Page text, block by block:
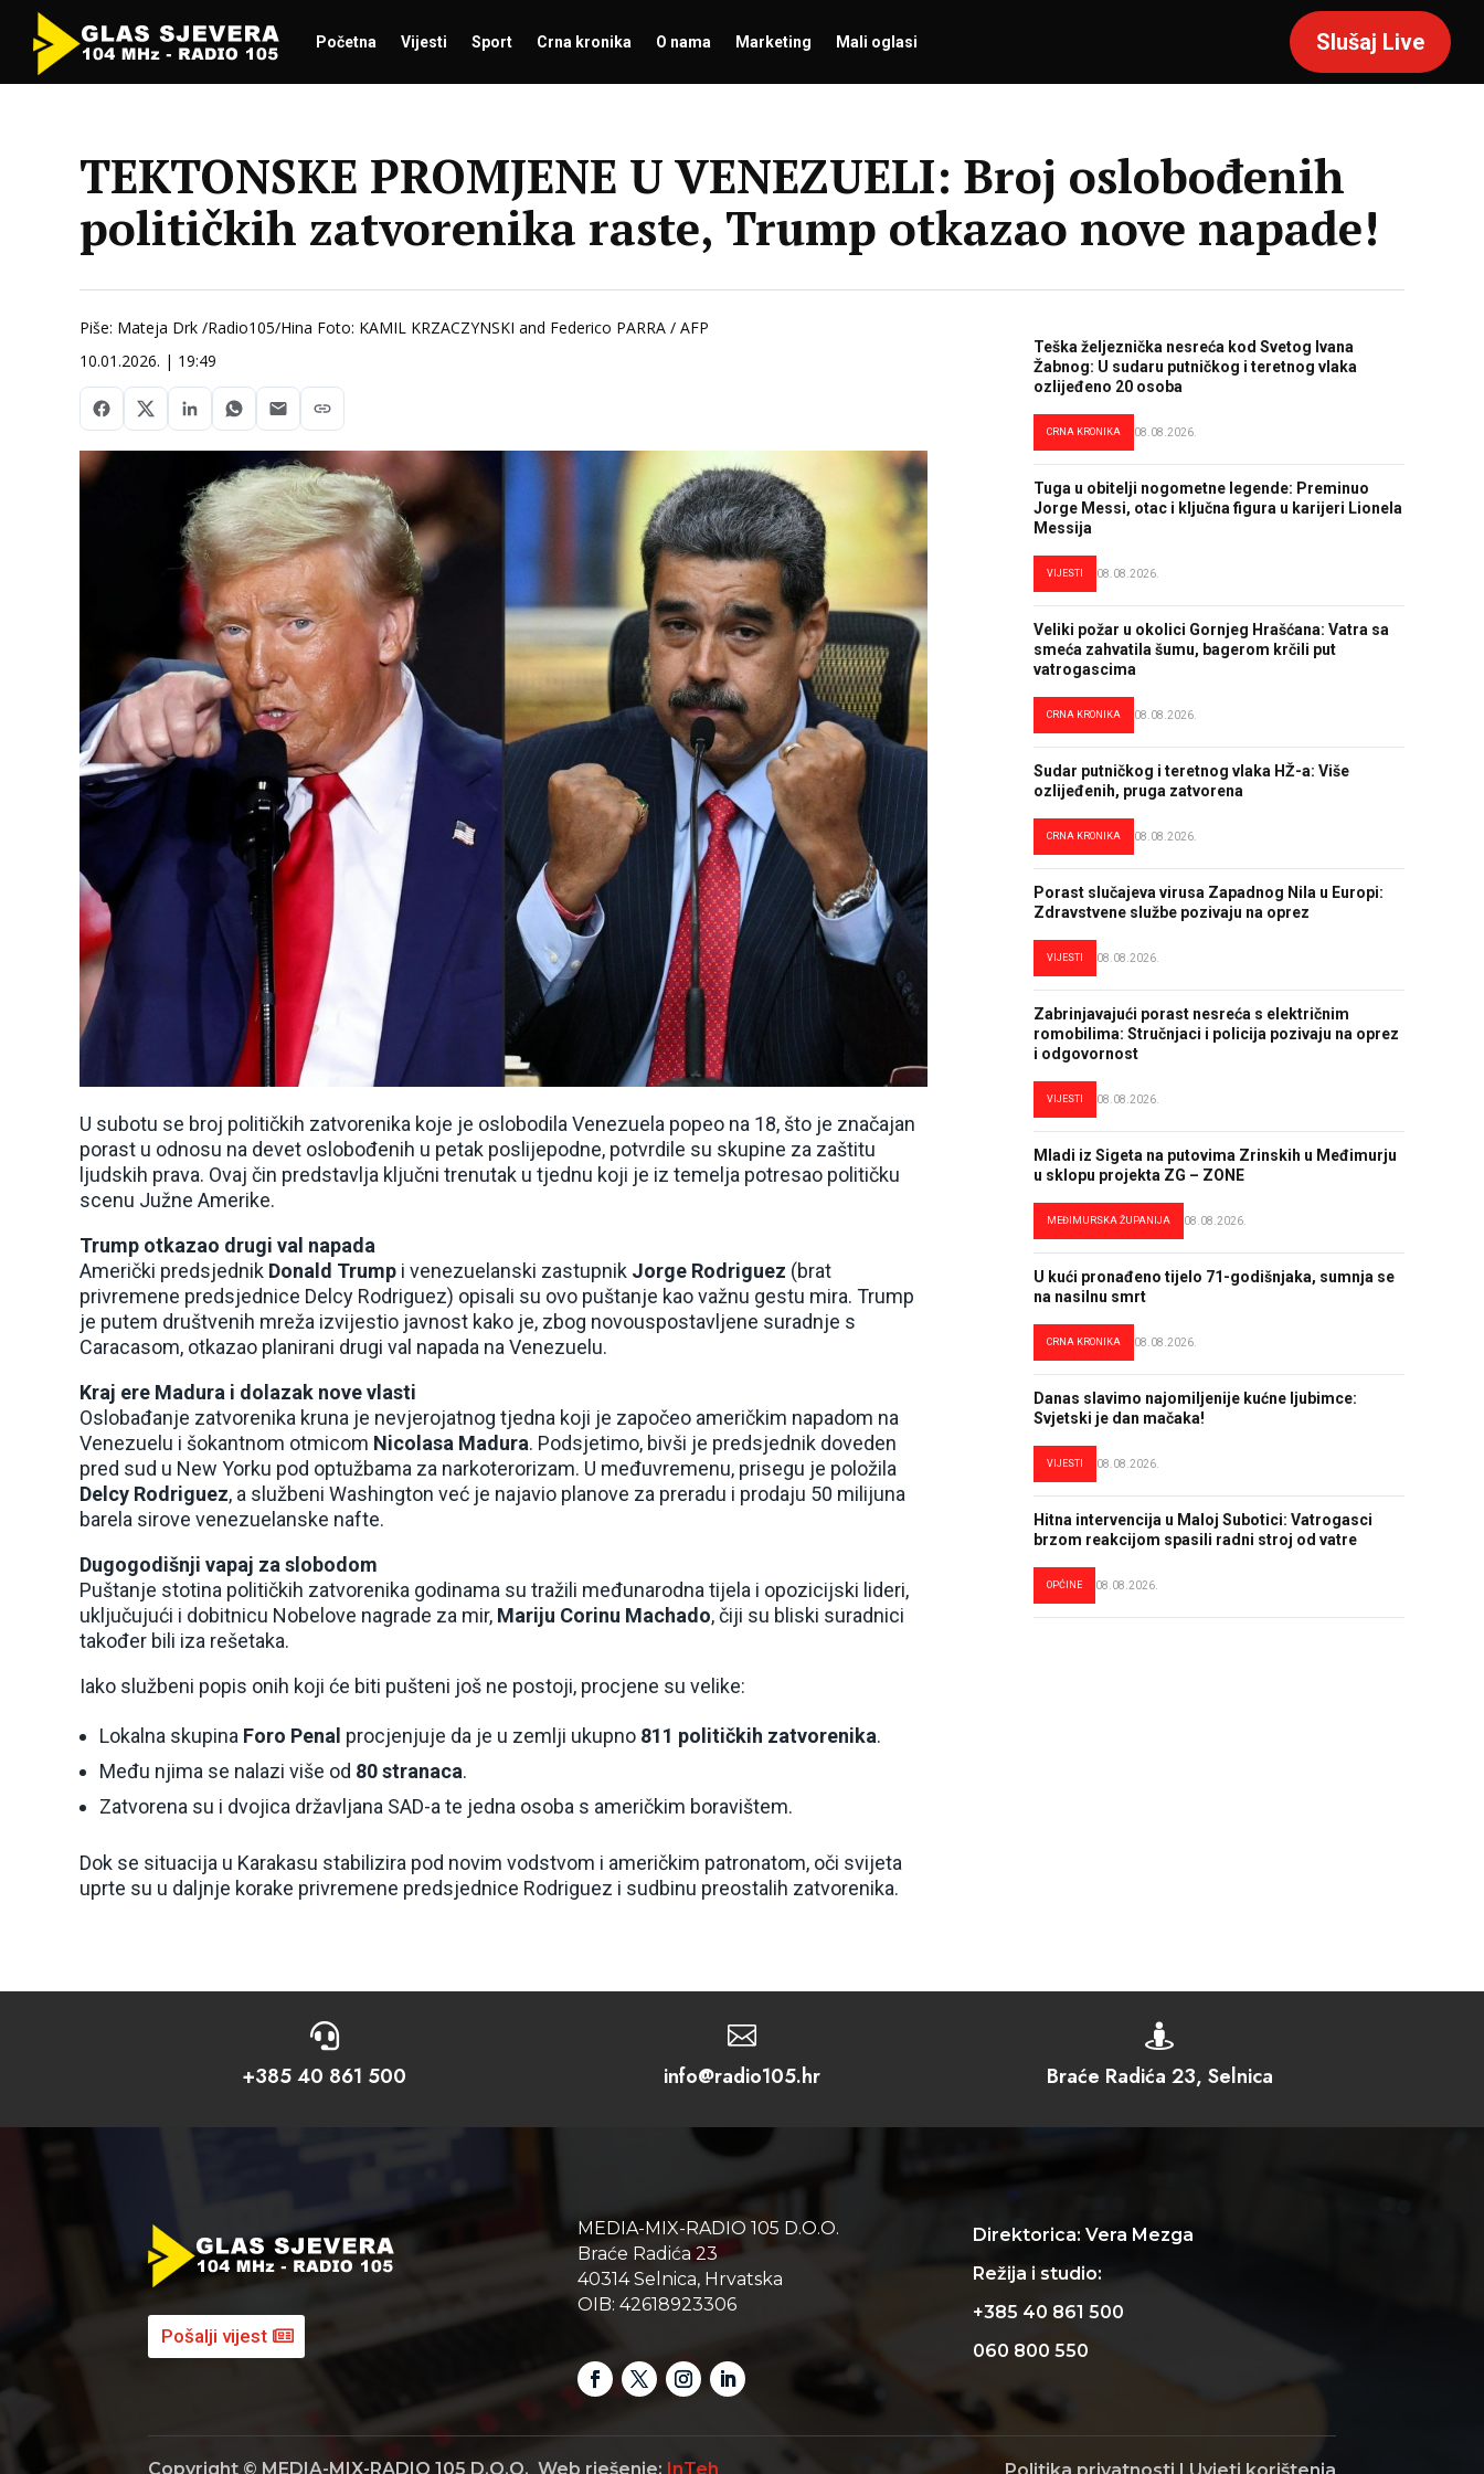
Početna Vijesti Sport Crna kronika O nama Marketing Mali oglasi Slušaj Live
TEKTONSKE PROMJENE U VENEZUELI: Broj oslobođenih
političkih zatvorenika raste, Trump otkazao nove napade!
Piše: Mateja Drk /Radio105/Hina Foto: KAMIL KRZACZYNSKI and Federico PARRA / AFP
10.01.2026. | 19:49
U subotu se broj političkih zatvorenika koje je oslobodila Venezuela popeo na 18, što je značajan
porast u odnosu na devet oslobođenih u petak poslijepodne, potvrdile su skupine za zaštitu
ljudskih prava. Ovaj čin predstavlja ključni trenutak u tjednu koji je iz temelja potresao političku
scenu Južne Amerike.
Trump otkazao drugi val napada
Američki predsjednik Donald Trump i venezuelanski zastupnik Jorge Rodriguez (brat
privremene predsjednice Delcy Rodriguez) opisali su ovo puštanje kao važnu gestu mira. Trump
je putem društvenih mreža izvijestio javnost kako je, zbog novouspostavljene suradnje s
Caracasom, otkazao planirani drugi val napada na Venezuelu.
Kraj ere Madura i dolazak nove vlasti
Oslobađanje zatvorenika kruna je nevjerojatnog tjedna koji je započeo američkim napadom na
Venezuelu i šokantnom otmicom Nicolasa Madura. Podsjetimo, bivši je predsjednik doveden
pred sud u New Yorku pod optužbama za narkoterorizam. U međuvremenu, prisegu je položila
Delcy Rodriguez, a službeni Washington već je najavio planove za preradu i prodaju 50 milijuna
barela sirove venezuelanske nafte.
Dugogodišnji vapaj za slobodom
Puštanje stotina političkih zatvorenika godinama su tražili međunarodna tijela i opozicijski lideri,
uključujući i dobitnicu Nobelove nagrade za mir, Mariju Corinu Machado, čiji su bliski suradnici
također bili iza rešetaka.
Iako službeni popis onih koji će biti pušteni još ne postoji, procjene su velike:
Lokalna skupina Foro Penal procjenjuje da je u zemlji ukupno 811 političkih zatvorenika.
Među njima se nalazi više od 80 stranaca.
Zatvorena su i dvojica državljana SAD-a te jedna osoba s američkim boravištem.
Dok se situacija u Karakasu stabilizira pod novim vodstvom i američkim patronatom, oči svijeta
uprte su u daljnje korake privremene predsjednice Rodriguez i sudbinu preostalih zatvorenika.
Teška željeznička nesreća kod Svetog Ivana
Žabnog: U sudaru putničkog i teretnog vlaka
ozlijeđeno 20 osoba
CRNA KRONIKA 08.08.2026.
Tuga u obitelji nogometne legende: Preminuo
Jorge Messi, otac i ključna figura u karijeri Lionela
Messija
VIJESTI 08.08.2026.
Veliki požar u okolici Gornjeg Hrašćana: Vatra sa
smeća zahvatila šumu, bagerom krčili put
vatrogascima
CRNA KRONIKA 08.08.2026.
Sudar putničkog i teretnog vlaka HŽ-a: Više
ozlijeđenih, pruga zatvorena
CRNA KRONIKA 08.08.2026.
Porast slučajeva virusa Zapadnog Nila u Europi:
Zdravstvene službe pozivaju na oprez
VIJESTI 08.08.2026.
Zabrinjavajući porast nesreća s električnim
romobilima: Stručnjaci i policija pozivaju na oprez
i odgovornost
VIJESTI 08.08.2026.
Mladi iz Sigeta na putovima Zrinskih u Međimurju
u sklopu projekta ZG – ZONE
MEĐIMURSKA ŽUPANIJA 08.08.2026.
U kući pronađeno tijelo 71-godišnjaka, sumnja se
na nasilnu smrt
CRNA KRONIKA 08.08.2026.
Danas slavimo najomiljenije kućne ljubimce:
Svjetski je dan mačaka!
VIJESTI 08.08.2026.
Hitna intervencija u Maloj Subotici: Vatrogasci
brzom reakcijom spasili radni stroj od vatre
OPĆINE 08.08.2026.

+385 40 861 500

info@radio105.hr

Braće Radića 23, Selnica
Pošalji vijest
MEDIA-MIX-RADIO 105 D.O.O.
Braće Radića 23
40314 Selnica, Hrvatska
OIB: 42618923306
Direktorica: Vera Mezga
Režija i studio:
+385 40 861 500
060 800 550
Copyright © MEDIA-MIX-RADIO 105 D.O.O. Web rješenje: InTeh